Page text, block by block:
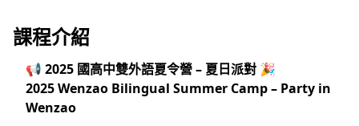
課程介紹
📢 2025 國高中雙外語夏令營 – 夏日派對 🎉
2025 Wenzao Bilingual Summer Camp – Party in
Wenzao